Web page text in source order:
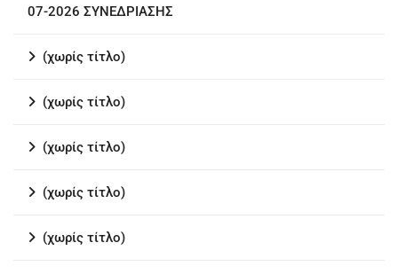
07-2026 ΣΥΝΕΔΡΙΑΣΗΣ
(χωρίς τίτλο)
(χωρίς τίτλο)
(χωρίς τίτλο)
(χωρίς τίτλο)
(χωρίς τίτλο)